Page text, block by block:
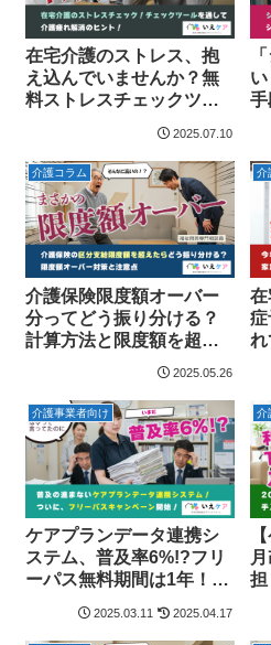
在宅介護のストレス、抱
え込んでいませんか？無
料ストレスチェックツー
2025.07.10
手
介護コラム
介護保険限度額オーバー
分ってどう振り分ける？
計算方法と限度額を超え
2025.05.26
介
在
症
れ
介護事業者向け
ケアプランデータ連携シ
ステム、普及率6%!?フリ
ーパス無料期間は1年！対
象事業所は？導入メリッ
ト・デメリットについて
2025.03.11 2025.04.17
介
担